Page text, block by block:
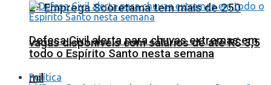
2º Emprega Sooretama tem mais de 250
vagas disponíveis com salários de até R$ 3,5
mil
Defesa Civil alerta para chuvas extremas em
todo o Espírito Santo nesta semana
Política